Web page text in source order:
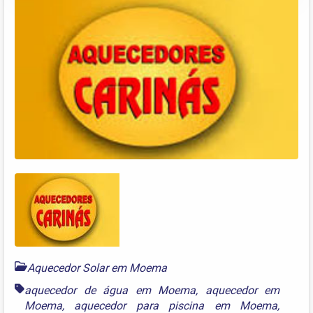
Aquecedor Solar em Moema
aquecedor de água em Moema, aquecedor em
Moema, aquecedor para piscina em Moema,